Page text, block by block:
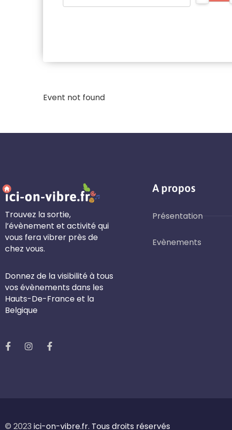
Event not found
Trouvez la sortie,
l’évènement et activité qui
vous fera vibrer près de
chez vous.
Donnez de la visibilité à tous
vos évènements dans les
Hauts-De-France et la
Belgique
A propos
Présentation
Evènements
© 2023 ici-on-vibre.fr. Tous droits réservés